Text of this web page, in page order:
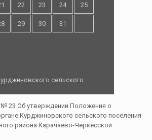
22 23 24 25
29 30 31
сельского